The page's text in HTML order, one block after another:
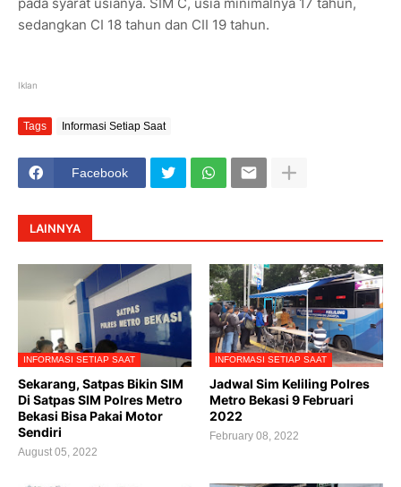
sedangkan CI 18 tahun dan CII 19 tahun.
Iklan
Tags Informasi Setiap Saat
Facebook
LAINNYA
INFORMASI SETIAP SAAT
Sekarang, Satpas Bikin SIM
Di Satpas SIM Polres Metro
Bekasi Bisa Pakai Motor
Sendiri
August 05, 2022
INFORMASI SETIAP SAAT
Jadwal Sim Keliling Polres
Metro Bekasi 9 Februari
2022
February 08, 2022